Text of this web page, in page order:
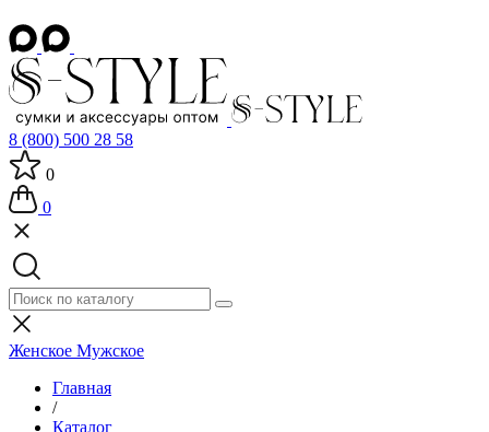
8 (800) 500 28 58
0
0
Женское Мужское
Главная
/
Каталог